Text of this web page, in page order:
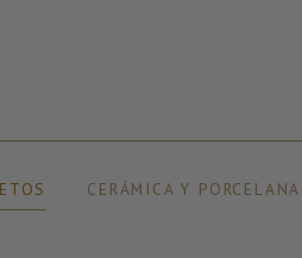
CERÁMICA Y PORCELANA